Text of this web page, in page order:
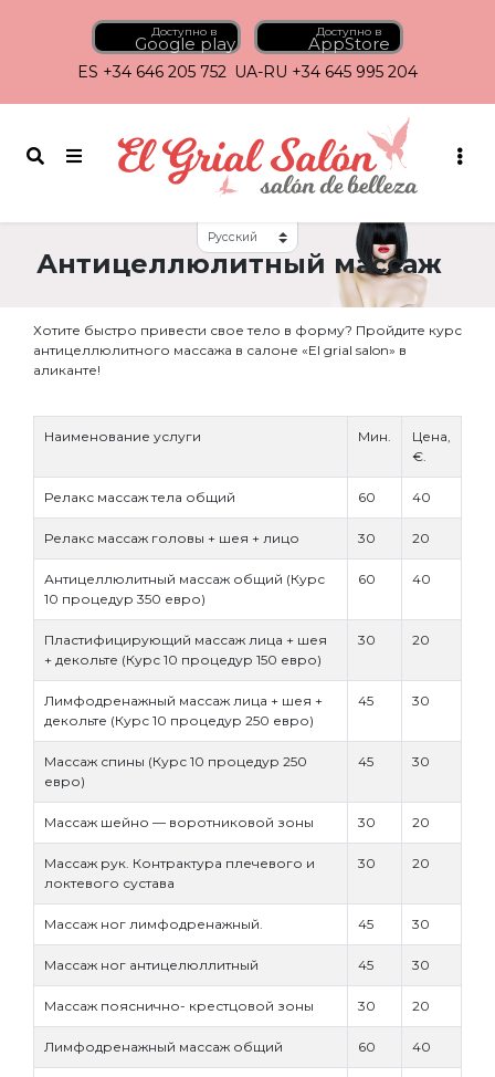
Доступно в
Google play
Доступно в
AppStore
ES +34 646 205 752 UA-RU +34 645 995 204
contentАнтицеллюлитный массаж
Хотите быстро привести свое тело в форму? Пройдите курс
антицеллюлитного массажа в салоне «El grial salon» в
аликанте!
Наименование услуги Мин.
Цена,
€.
Релакс массаж тела общий 60 40
Релакс массаж головы + шея + лицо 30 20
Антицеллюлитный массаж общий (Курс
10 процедур 350 евро)
60 40
Пластифицирующий массаж лица + шея
+ декольте (Курс 10 процедур 150 евро)
30 20
Лимфодренажный массаж лица + шея +
декольте (Курс 10 процедур 250 евро)
45 30
Массаж спины (Курс 10 процедур 250
евро)
45 30
Массаж шейно — воротниковой зоны 30 20
Массаж рук. Контрактура плечевого и
локтевого сустава
30 20
Массаж ног лимфодренажный. 45 30
Массаж ног антицелюллитный 45 30
Массаж пояснично- крестцовой зоны 30 20
Лимфодренажный массаж общий 60 40